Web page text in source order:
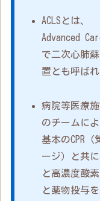
ACLSとは、
Advanced
で二次心肺
置とも呼ばれ
病院等医療
のチームに
基本のCPR
ージ）と共
と高濃度酸
と薬物投与